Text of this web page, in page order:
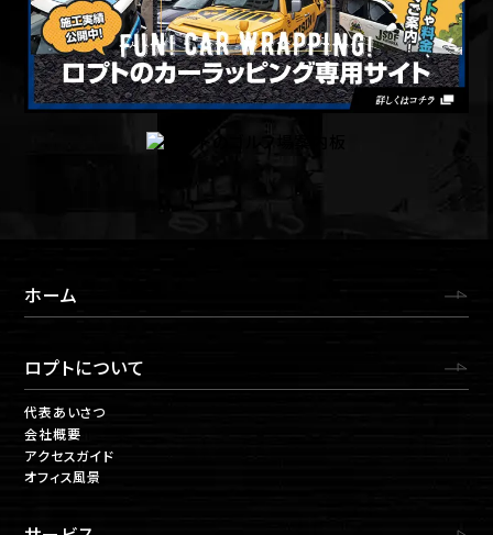
ホーム
ロプトについて
代表あいさつ
会社概要
アクセスガイド
オフィス風景